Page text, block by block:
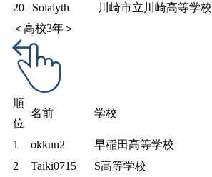
20 Solalyth 川崎市立川崎高等学校
＜高校3年＞
順
位
名前 学校
1
okkuu2 早稲田高等学校
2
Taiki0715 S高等学校